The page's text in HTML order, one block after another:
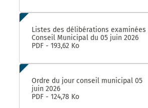
Listes des délibérations examinées
Conseil Municipal du 05 juin 2026
PDF - 193,62 Ko
Ordre du jour conseil municipal 05
juin 2026
PDF - 124,78 Ko